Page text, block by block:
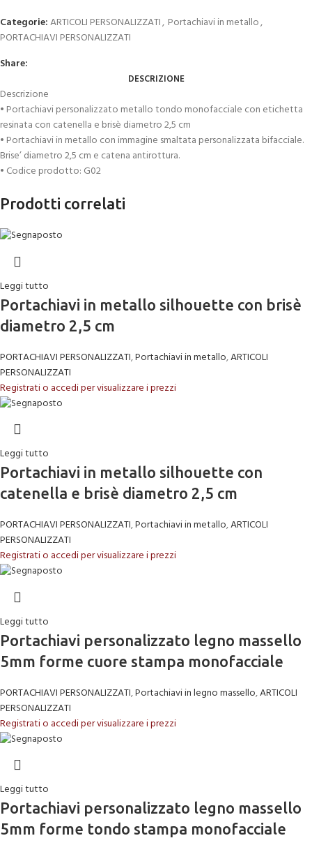
Categorie:ARTICOLI PERSONALIZZATI, Portachiavi in metallo,
PORTACHIAVI PERSONALIZZATI
Share:
DESCRIZIONE
Descrizione
• Portachiavi personalizzato metallo tondo monofacciale con etichetta
resinata con catenella e brisè diametro 2,5 cm
• Portachiavi in metallo con immagine smaltata personalizzata bifacciale.
Brise’ diametro 2,5 cm e catena antirottura.
• Codice prodotto: G02
Prodotti correlati
Leggi tutto
Portachiavi in metallo silhouette con brisè
diametro 2,5 cm
PORTACHIAVI PERSONALIZZATI,Portachiavi in metallo,ARTICOLI
PERSONALIZZATI
Registrati o accedi per visualizzare i prezzi
Leggi tutto
Portachiavi in metallo silhouette con
catenella e brisè diametro 2,5 cm
PORTACHIAVI PERSONALIZZATI,Portachiavi in metallo,ARTICOLI
PERSONALIZZATI
Registrati o accedi per visualizzare i prezzi
Leggi tutto
Portachiavi personalizzato legno massello
5mm forme cuore stampa monofacciale
PORTACHIAVI PERSONALIZZATI,Portachiavi in legno massello,ARTICOLI
PERSONALIZZATI
Registrati o accedi per visualizzare i prezzi
Leggi tutto
Portachiavi personalizzato legno massello
5mm forme tondo stampa monofacciale